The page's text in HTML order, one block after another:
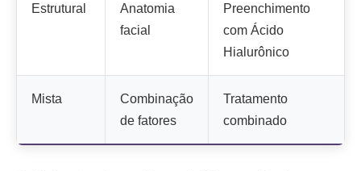
Estrutural
Anatomia
facial
Preenchimento
com Ácido
Hialurônico
Mista
Combinação
de fatores
Tratamento
combinado